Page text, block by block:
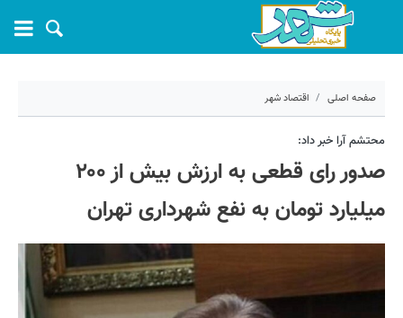
صفحه اصلی اقتصاد شهر
۷ اردیبهشت ۱۴۰۴ - ۰۸:۲۹
کد مطلب:67580
محتشم آرا خبر داد:
صدور رای قطعی به ارزش بیش از ۲۰۰
میلیارد تومان به نفع شهرداری تهران